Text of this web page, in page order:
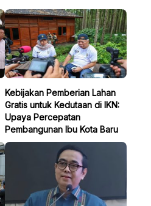
Kebijakan Pemberian Lahan
Gratis untuk Kedutaan di IKN:
Upaya Percepatan
Pembangunan Ibu Kota Baru